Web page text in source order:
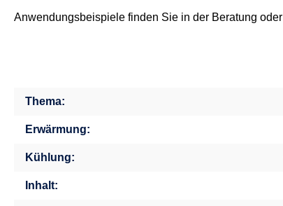
Anwendungsbeispiele finden Sie in der Beratung oder
Thema:
Erwärmung:
Kühlung:
Inhalt: